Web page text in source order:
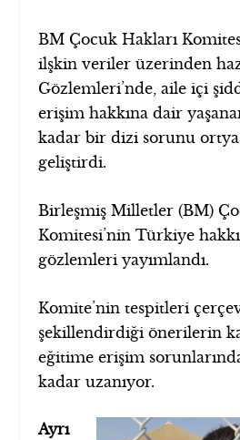
BM Çocuk Hakları
ilşkin veriler üzerinden
Gözlemleri’nde, aile içi
erişim hakkına dair
kadar bir dizi sorunu
geliştirdi.
Birleşmiş Milletler (BM)
Komitesi’nin Türkiye
gözlemleri yayımlandı.
Komite’nin tespitleri
şekillendirdiği önerilerin
eğitime erişim
kadar uzanıyor.
Ayrı